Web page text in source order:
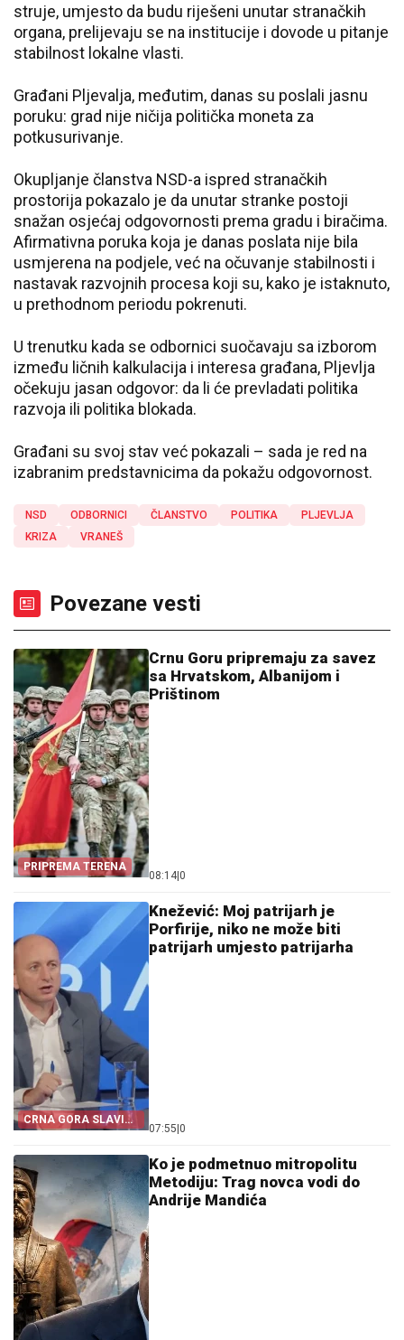
struje, umjesto da budu riješeni unutar stranačkih
organa, prelijevaju se na institucije i dovode u pitanje
stabilnost lokalne vlasti.
Građani Pljevalja, međutim, danas su poslali jasnu
poruku: grad nije ničija politička moneta za
potkusurivanje.
Okupljanje članstva NSD-a ispred stranačkih
prostorija pokazalo je da unutar stranke postoji
snažan osjećaj odgovornosti prema gradu i biračima.
Afirmativna poruka koja je danas poslata nije bila
usmjerena na podjele, već na očuvanje stabilnosti i
nastavak razvojnih procesa koji su, kako je istaknuto,
u prethodnom periodu pokrenuti.
U trenutku kada se odbornici suočavaju sa izborom
između ličnih kalkulacija i interesa građana, Pljevlja
očekuju jasan odgovor: da li će prevladati politika
razvoja ili politika blokada.
Građani su svoj stav već pokazali – sada je red na
izabranim predstavnicima da pokažu odgovornost.
NSD ODBORNICI ČLANSTVO POLITIKA
PLJEVLJA
KRIZA
VRANEŠ
Povezane vesti
PRIPREMA TERENA
Crnu Goru pripremaju za savez
sa Hrvatskom, Albanijom i
Prištinom
08:14 0
CRNA GORA SLAVI
„OLUJU“
Knežević: Moj patrijarh je
Porfirije, niko ne može biti
patrijarh umjesto patrijarha
07:55 0
Ko je podmetnuo mitropolitu
Metodiju: Trag novca vodi do
Andrije Mandića